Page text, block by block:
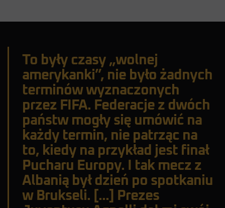
To były czasy „wolnej
amerykanki”, nie było żadnych
terminów wyznaczonych
przez FIFA. Federacje z dwóch
państw mogły się umówić na
każdy termin, nie patrząc na
to, kiedy na przykład jest finał
Pucharu Europy. I tak mecz z
Albanią był dzień po spotkaniu
w Brukseli. [...] Prezes